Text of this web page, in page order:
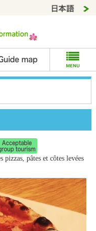
pâtes et côtes levées